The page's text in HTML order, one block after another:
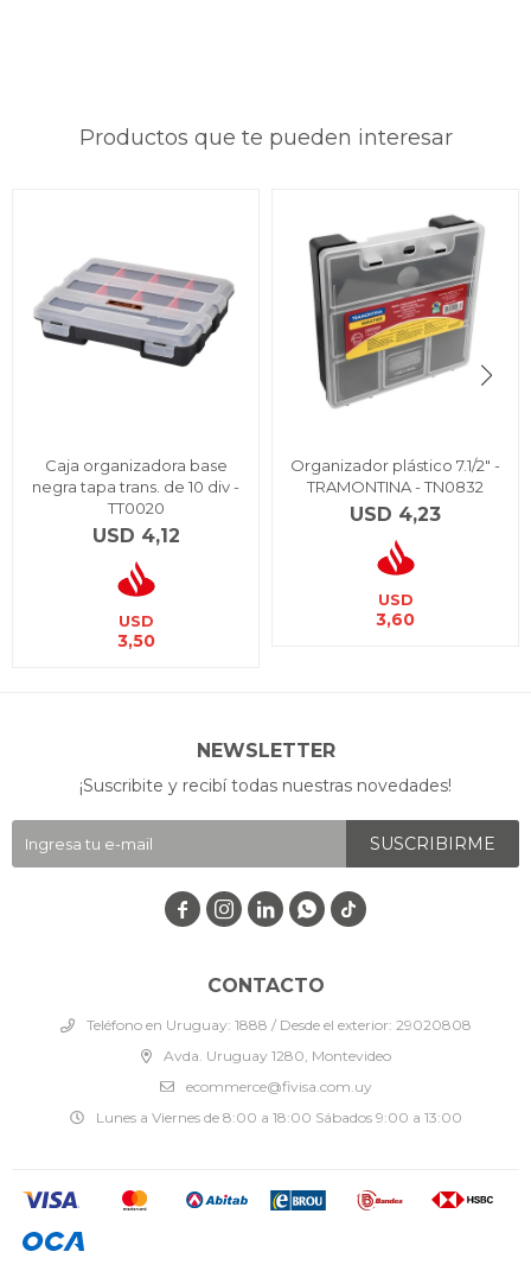
Productos que te pueden interesar
Caja organizadora base
negra tapa trans. de 10 div -
TT0020
USD 4,12
USD
3,50
Organizador plástico 7.1/2" -
TRAMONTINA - TN0832
USD 4,23
USD
3,60
CONTACTO
Teléfono en Uruguay: 1888 / Desde el exterior: 29020808
Avda. Uruguay 1280, Montevideo
ecommerce@fivisa.com.uy
Lunes a Viernes de 8:00 a 18:00 Sábados 9:00 a 13:00
NEWSLETTER
¡Suscribite y recibí todas nuestras novedades!
SUSCRIBIRME
   